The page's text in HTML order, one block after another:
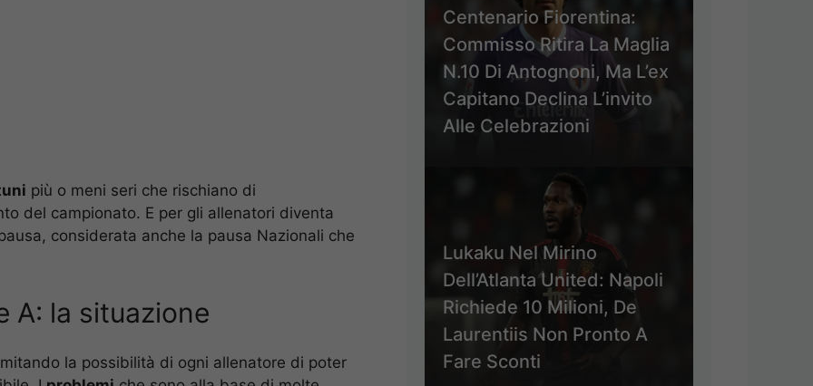
più o meni seri che rischiano di
del campionato. E per gli allenatori diventa
considerata anche la pausa Nazionali che
A: la situazione
la possibilità di ogni allenatore di poter
Centenario Fiorentina:
Commisso Ritira La Maglia
N.10 Di Antognoni, Ma L’ex
Capitano Declina L’invito
Alle Celebrazioni
Lukaku Nel Mirino
Dell’Atlanta United: Napoli
Richiede 10 Milioni, De
Laurentiis Non Pronto A
Fare Sconti